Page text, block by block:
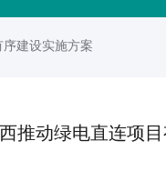
建设实施方案
推动绿电直连项